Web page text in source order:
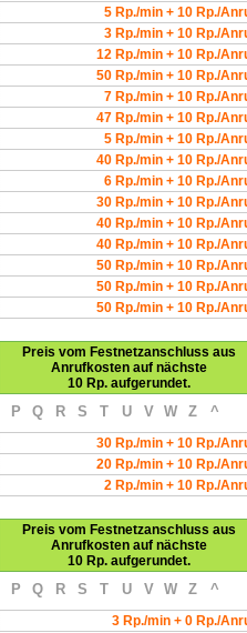
5 Rp./min + 10 Rp./
3 Rp./min + 10 Rp./
12 Rp./min + 10 Rp./
50 Rp./min + 10 Rp./
7 Rp./min + 10 Rp./
47 Rp./min + 10 Rp./
5 Rp./min + 10 Rp./
40 Rp./min + 10 Rp./
6 Rp./min + 10 Rp./
30 Rp./min + 10 Rp./
40 Rp./min + 10 Rp./
40 Rp./min + 10 Rp./
50 Rp./min + 10 Rp./
50 Rp./min + 10 Rp./
50 Rp./min + 10 Rp./
Preis vom Festnetzanschluss aus
Anrufkosten auf nächste
10 Rp. aufgerundet.
P Q R S T U V W Z ^
30 Rp./min + 10 Rp./
20 Rp./min + 10 Rp./
2 Rp./min + 10 Rp./
Preis vom Festnetzanschluss aus
Anrufkosten auf nächste
10 Rp. aufgerundet.
P Q R S T U V W Z ^
3 Rp./min + 0 Rp./